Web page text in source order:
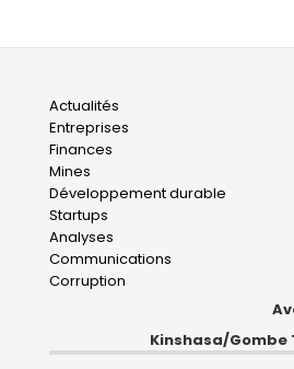
Main
navigation
Actualités
Entreprises
Finances
Mines
Développement durable
Startups
Analyses
Communications
Corruption
Kinshasa/Gombe